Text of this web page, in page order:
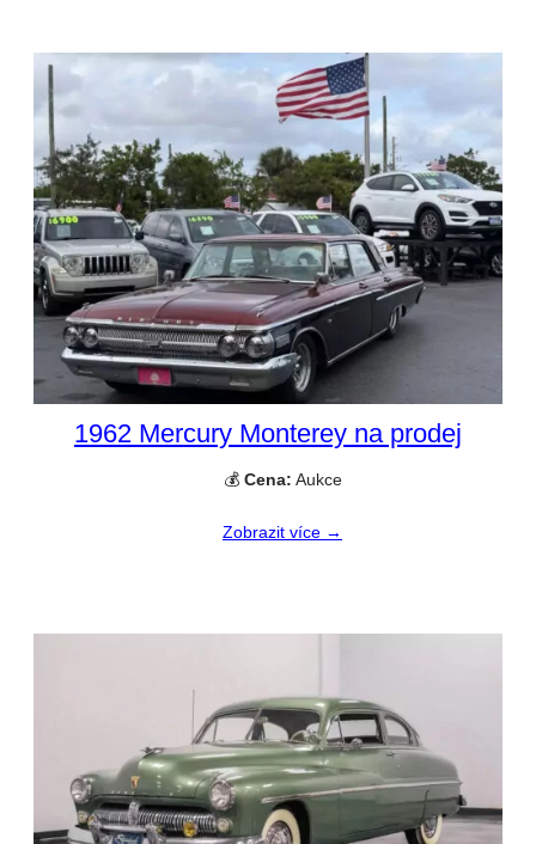
1962 Mercury Monterey na prodej
💰 Cena: Aukce
Zobrazit více →